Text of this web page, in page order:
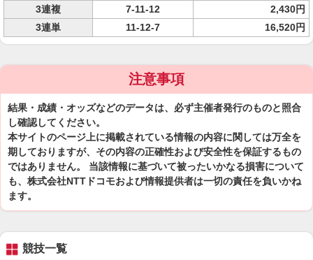
3連複
7-11-12
2,430円
3連単
11-12-7 16,520円
注意事項
結果・成績・オッズなどのデータは、必ず主催者発行のものと照合
し確認してください。
本サイトのページ上に掲載されている情報の内容に関しては万全を
期しておりますが、その内容の正確性および安全性を保証するもの
ではありません。 当該情報に基づいて被ったいかなる損害について
も、株式会社NTTドコモおよび情報提供者は一切の責任を負いかね
ます。
競技一覧